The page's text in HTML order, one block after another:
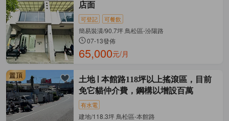
店面
可登記 可餐飲
簡易裝潢/90.7坪 鳥松區-汾陽路
07-13發佈
65,000元/月
土地
本館路118坪以上搖滾區，目前
免它貓仲介費，鋼構以增設百萬
有水電
建地/118.3坪 鳥松區-本館路